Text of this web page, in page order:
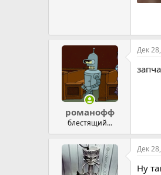
романофф
блестящий...
Дек
Дек
Ну